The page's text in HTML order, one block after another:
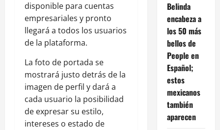
disponible para cuentas
empresariales y pronto
llegará a todos los usuarios
de la plataforma.
La foto de portada se
mostrará justo detrás de la
imagen de perfil y dará a
cada usuario la posibilidad
de expresar su estilo,
intereses o estado de
Belinda
encabeza a
los 50 más
bellos de
People en
Español;
estos
mexicanos
también
aparecen